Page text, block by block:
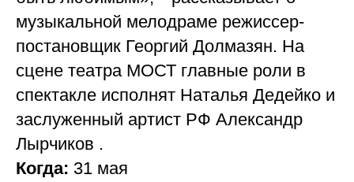
музыкальной мелодраме режиссер-
постановщик Георгий Долмазян. На
сцене театра МОСТ главные роли в
спектакле исполнят Наталья Дедейко и
заслуженный артист РФ Александр
Лырчиков .
Когда: 31 мая